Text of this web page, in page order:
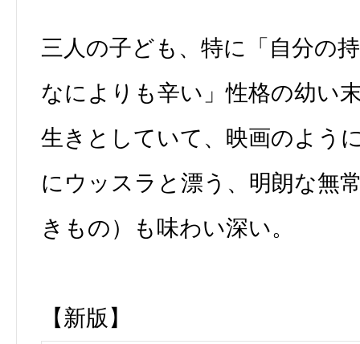
三人の子ども、特に「自分の
なによりも辛い」性格の幼い
生きとしていて、映画のよう
にウッスラと漂う、明朗な無
きもの）も味わい深い。
【新版】